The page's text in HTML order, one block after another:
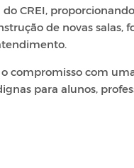
CREI,
de novas salas,
compromisso com
para alunos,